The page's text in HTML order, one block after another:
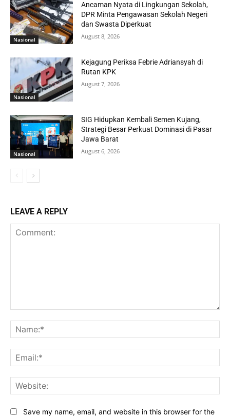
Nasional
Ancaman Nyata di Lingkungan Sekolah,
DPR Minta Pengawasan Sekolah Negeri
dan Swasta Diperkuat
August 8, 2026
Nasional
Kejagung Periksa Febrie Adriansyah di
Rutan KPK
August 7, 2026
Nasional
SIG Hidupkan Kembali Semen Kujang,
Strategi Besar Perkuat Dominasi di Pasar
Jawa Barat
August 6, 2026
LEAVE A REPLY
Save my name, email, and website in this browser for the